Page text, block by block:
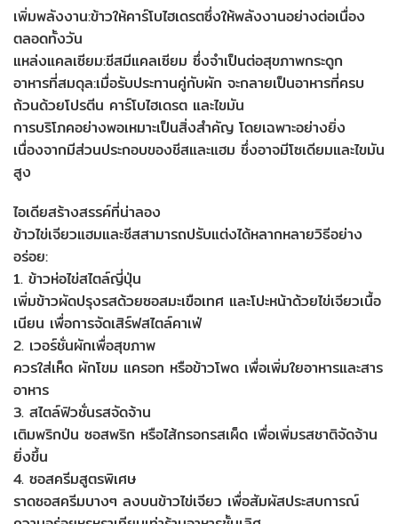
เพิ่มพลังงาน:ข้าวให้คาร์โบไฮเดรตซึ่งให้พลังงานอย่างต่อเนื่อง
ตลอดทั้งวัน
แหล่งแคลเซียม:ชีสมีแคลเซียม ซึ่งจำเป็นต่อสุขภาพกระดูก
อาหารที่สมดุล:เมื่อรับประทานคู่กับผัก จะกลายเป็นอาหารที่ครบ
ถ้วนด้วยโปรตีน คาร์โบไฮเดรต และไขมัน
การบริโภคอย่างพอเหมาะเป็นสิ่งสำคัญ โดยเฉพาะอย่างยิ่ง
เนื่องจากมีส่วนประกอบของชีสและแฮม ซึ่งอาจมีโซเดียมและไขมัน
สูง
ไอเดียสร้างสรรค์ที่น่าลอง
ข้าวไข่เจียวแฮมและชีสสามารถปรับแต่งได้หลากหลายวิธีอย่าง
อร่อย:
1. ข้าวห่อไข่สไตล์ญี่ปุ่น
เพิ่มข้าวผัดปรุงรสด้วยซอสมะเขือเทศ และโปะหน้าด้วยไข่เจียวเนื้อ
เนียน เพื่อการจัดเสิร์ฟสไตล์คาเฟ่
2. เวอร์ชั่นผักเพื่อสุขภาพ
ควรใส่เห็ด ผักโขม แครอท หรือข้าวโพด เพื่อเพิ่มใยอาหารและสาร
อาหาร
3. สไตล์ฟิวชั่นรสจัดจ้าน
เติมพริกป่น ซอสพริก หรือไส้กรอกรสเผ็ด เพื่อเพิ่มรสชาติจัดจ้าน
ยิ่งขึ้น
4. ซอสครีมสูตรพิเศษ
ราดซอสครีมบางๆ ลงบนข้าวไข่เจียว เพื่อสัมผัสประสบการณ์